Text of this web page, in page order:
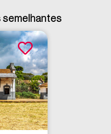
semelhantes